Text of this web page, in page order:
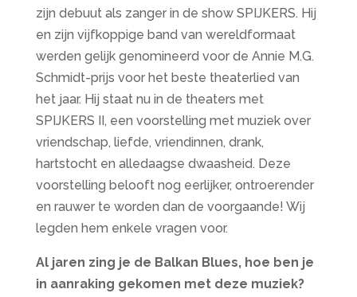
zijn debuut als zanger in de show SPIJKERS. Hij
en zijn vijfkoppige band van wereldformaat
werden gelijk genomineerd voor de Annie M.G.
Schmidt-prijs voor het beste theaterlied van
het jaar. Hij staat nu in de theaters met
SPIJKERS II, een voorstelling met muziek over
vriendschap, liefde, vriendinnen, drank,
hartstocht en alledaagse dwaasheid. Deze
voorstelling belooft nog eerlijker, ontroerender
en rauwer te worden dan de voorgaande! Wij
legden hem enkele vragen voor.
Al jaren zing je de Balkan Blues, hoe ben je
in aanraking gekomen met deze muziek?